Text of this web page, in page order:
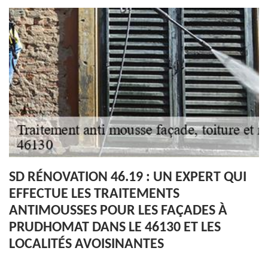
SD RÉNOVATION 46.19 : UN EXPERT QUI
EFFECTUE LES TRAITEMENTS
ANTIMOUSSES POUR LES FAÇADES À
PRUDHOMAT DANS LE 46130 ET LES
LOCALITÉS AVOISINANTES